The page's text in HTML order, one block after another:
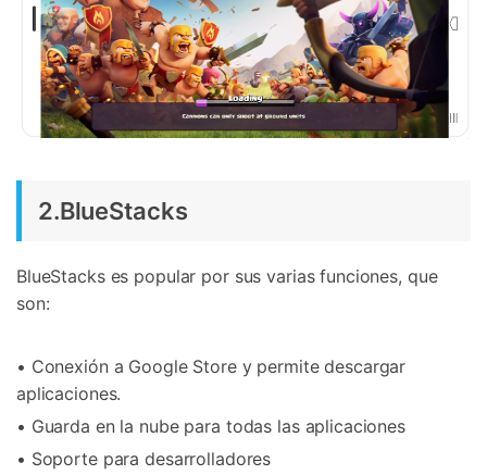
2.BlueStacks
BlueStacks es popular por sus varias funciones, que
son:
• Conexión a Google Store y permite descargar
aplicaciones.
• Guarda en la nube para todas las aplicaciones
• Soporte para desarrolladores